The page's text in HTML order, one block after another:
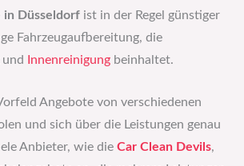
in Düsseldorf ist in der Regel günstiger
Fahrzeugaufbereitung, die
Innenreinigung beinhaltet.
Angebote von verschiedenen
und sich über die Leistungen genau
Anbieter, wie die Car Clean Devils,